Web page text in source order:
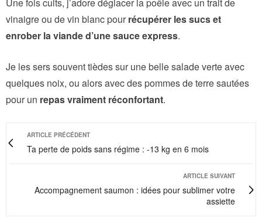
vinaigre ou de vin blanc pour récupérer les sucs et
enrober la viande d’une sauce express.
Je les sers souvent tièdes sur une belle salade verte avec
quelques noix, ou alors avec des pommes de terre sautées
pour un repas vraiment réconfortant.
ARTICLE PRÉCÉDENT
Ta perte de poids sans régime : -13 kg en 6 mois
ARTICLE SUIVANT
Accompagnement saumon : idées pour sublimer votre
assiette